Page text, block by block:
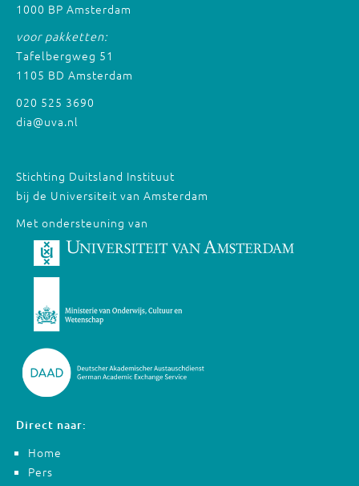
1000 BP Amsterdam
voor pakketten:
Tafelbergweg 51
1105 BD Amsterdam
020 525 3690
dia@uva.nl
Stichting Duitsland Instituut
bij de Universiteit van Amsterdam
Met ondersteuning van
Direct naar:
Home
Pers